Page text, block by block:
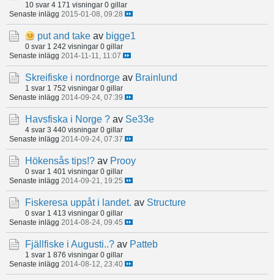
10 svar 4 171 visningar 0 gillar
Senaste inlägg 2015-01-08, 09:28
put and take av bigge1
0 svar 1 242 visningar 0 gillar
Senaste inlägg 2014-11-11, 11:07
Skreifiske i nordnorge av Brainlund
1 svar 1 752 visningar 0 gillar
Senaste inlägg 2014-09-24, 07:39
Havsfiska i Norge ? av Se33e
4 svar 3 440 visningar 0 gillar
Senaste inlägg 2014-09-24, 07:37
Hökensås tips!? av Prooy
0 svar 1 401 visningar 0 gillar
Senaste inlägg 2014-09-21, 19:25
Fiskeresa uppåt i landet. av Structure
0 svar 1 413 visningar 0 gillar
Senaste inlägg 2014-08-24, 09:45
Fjällfiske i Augusti..? av Patteb
1 svar 1 876 visningar 0 gillar
Senaste inlägg 2014-08-12, 23:40